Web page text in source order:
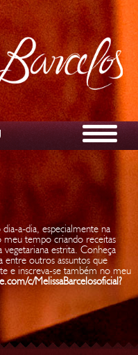
dia-a-dia, especialmente na
meu tempo criando receitas
vegetariana estrita. Conheça
entre outros assuntos que
e inscreva-se também no meu
c/MelissaBarcelosoficial?